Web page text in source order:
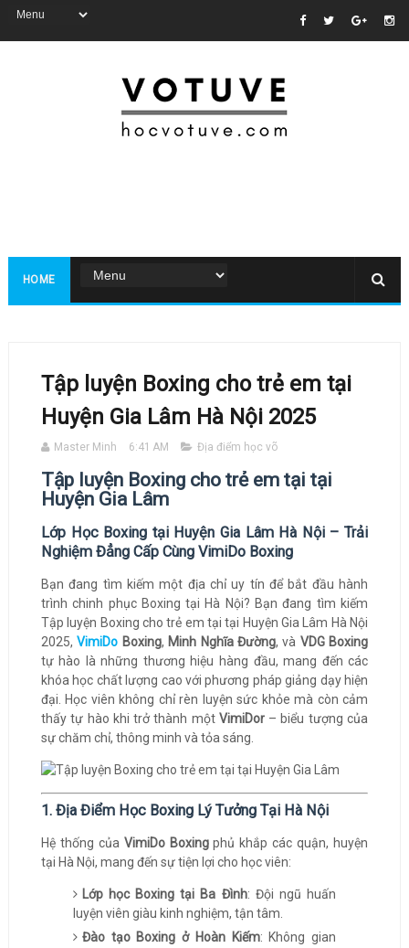
HOME
Tập luyện Boxing cho trẻ em tại
Huyện Gia Lâm Hà Nội 2025
Master Minh 6:41 AM Địa điểm học võ
Tập luyện Boxing cho trẻ em tại tại
Huyện Gia Lâm
Lớp Học Boxing tại Huyện Gia Lâm Hà Nội – Trải
Nghiệm Đẳng Cấp Cùng VimiDo Boxing
Bạn đang tìm kiếm một địa chỉ uy tín để bắt đầu hành
trình chinh phục Boxing tại Hà Nội? Bạn đang tìm kiếm
Tập luyện Boxing cho trẻ em tại tại Huyện Gia Lâm Hà Nội
2025,VimiDo Boxing, Minh Nghĩa Đường, và VDG Boxing
tự hào là những thương hiệu hàng đầu, mang đến các
khóa học chất lượng cao với phương pháp giảng dạy hiện
đại. Học viên không chỉ rèn luyện sức khỏe mà còn cảm
thấy tự hào khi trở thành một VimiDor– biểu tượng của
sự chăm chỉ, thông minh và tỏa sáng.
1. Địa Điểm Học Boxing Lý Tưởng Tại Hà Nội
Hệ thống của VimiDo Boxingphủ khắp các quận, huyện
tại Hà Nội, mang đến sự tiện lợi cho học viên:
Lớp học Boxing tại Ba Đình: Đội ngũ huấn
luyện viên giàu kinh nghiệm, tận tâm.
Đào tạo Boxing ở Hoàn Kiếm: Không gian